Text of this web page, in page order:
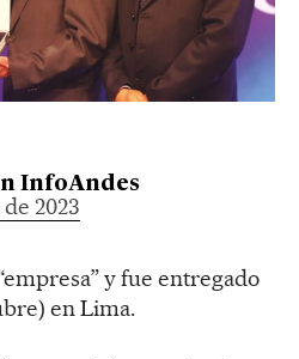
InfoAndes
2023
y fue entregado
en Lima.